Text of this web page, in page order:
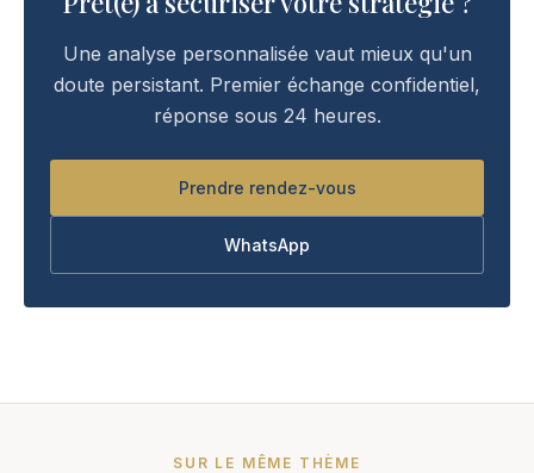
Une analyse personnalisée vaut mieux qu'un
doute persistant. Premier échange confidentiel,
réponse sous 24 heures.
Prendre rendez-vous
WhatsApp
SUR LE MÊME THÈME